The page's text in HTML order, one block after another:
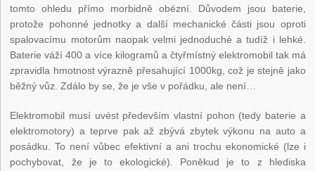
tomto ohledu přímo morbidně obézní. Důvodem jsou baterie,
protože pohonné jednotky a další mechanické části jsou oproti
spalovacímu motorům naopak velmi jednoduché a tudíž i lehké.
Baterie váží 400 a více kilogramů a čtyřmístný elektromobil tak má
zpravidla hmotnost výrazně přesahující 1000kg, což je stejně jako
běžný vůz. Zdálo by se, že je vše v pořádku, ale není…
Elektromobil musí uvést především vlastní pohon (tedy baterie a
elektromotory) a teprve pak až zbývá zbytek výkonu na auto a
posádku. To není vůbec efektivní a ani trochu ekonomické (lze i
pochybovat, že je to ekologické). Poněkud je to z hlediska